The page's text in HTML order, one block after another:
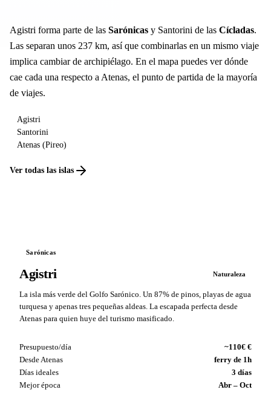
Agistri forma parte de las Sarónicas y Santorini de las Cícladas.
Las separan unos 237 km, así que combinarlas en un mismo viaje
implica cambiar de archipiélago. En el mapa puedes ver dónde
cae cada una respecto a Atenas, el punto de partida de la mayoría
de viajes.
Agistri
Santorini
Atenas (Pireo)
Ver todas las islas
Sarónicas
Agistri Naturaleza
La isla más verde del Golfo Sarónico. Un 87% de pinos, playas de agua
turquesa y apenas tres pequeñas aldeas. La escapada perfecta desde
Atenas para quien huye del turismo masificado.
Presupuesto/día
~110€ €
Desde Atenas
ferry de 1h
Días ideales
3 días
Mejor época
Abr – Oct